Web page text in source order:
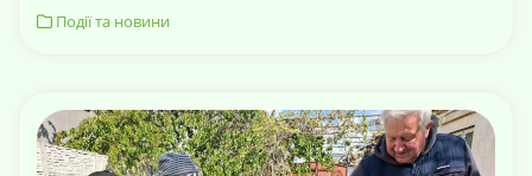
Події та новини